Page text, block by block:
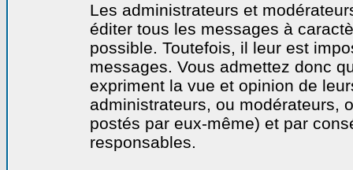
Les administrateurs et
éditer tous les messages à
possible. Toutefois, il leur est
messages. Vous admettez donc
expriment la vue et opinion de
administrateurs, ou modérateurs,
postés par eux-même) et par
responsables.